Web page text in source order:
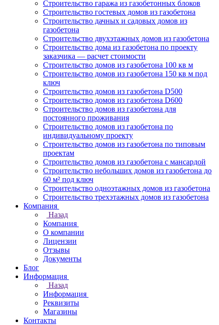
Строительство гаража из газобетонных блоков
Строительство гостевых домов из газобетона
Строительство дачных и садовых домов из
газобетона
Строительство двухэтажных домов из газобетона
Строительство дома из газобетона по проекту
заказчика — расчет стоимости
Строительство домов из газобетона 100 кв м
Строительство домов из газобетона 150 кв м под
ключ
Строительство домов из газобетона D500
Строительство домов из газобетона D600
Строительство домов из газобетона для
постоянного проживания
Строительство домов из газобетона по
индивидуальному проекту
Строительство домов из газобетона по типовым
проектам
Строительство домов из газобетона с мансардой
Строительство небольших домов из газобетона до
60 м² под ключ
Строительство одноэтажных домов из газобетона
Строительство трехэтажных домов из газобетона
Компания
Назад
Компания
О компании
Лицензии
Отзывы
Документы
Блог
Информация
Назад
Информация
Реквизиты
Магазины
Контакты